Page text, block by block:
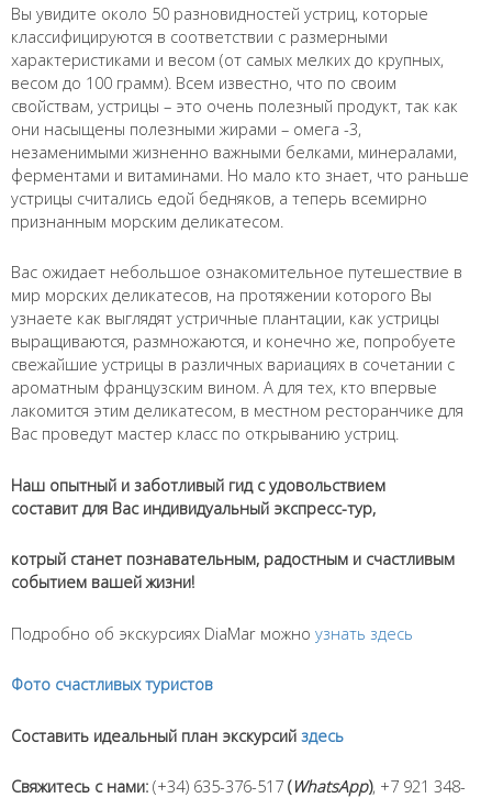
Вы увидите около 50 разновидностей устриц, которые
классифицируются в соответствии с размерными
характеристиками и весом (от самых мелких до крупных,
весом до 100 грамм). Всем известно, что по своим
свойствам, устрицы – это очень полезный продукт, так как
они насыщены полезными жирами – омега -3,
незаменимыми жизненно важными белками, минералами,
ферментами и витаминами. Но мало кто знает, что раньше
устрицы считались едой бедняков, а теперь всемирно
признанным морским деликатесом.
Вас ожидает небольшое ознакомительное путешествие в
мир морских деликатесов, на протяжении которого Вы
узнаете как выглядят устричные плантации, как устрицы
выращиваются, размножаются, и конечно же, попробуете
свежайшие устрицы в различных вариациях в сочетании с
ароматным французским вином. А для тех, кто впервые
лакомится этим деликатесом, в местном ресторанчике для
Вас проведут мастер класс по открыванию устриц.
Наш опытный и заботливый гид с удовольствием
составит для Вас индивидуальный экспресс-тур,
котрый станет познавательным, радостным и счаcтливым
событием вашей жизни!
Подробно об экскурсиях DiaMar можно узнать здесь
Фото счаcтливых туристов
Составить идеальный план экскурсий здесь
Свяжитесь с нами: (+34) 635-376-517 (WhatsApp), +7 921 348-
Имя*
Как к Вам обращаться?
Телефон*